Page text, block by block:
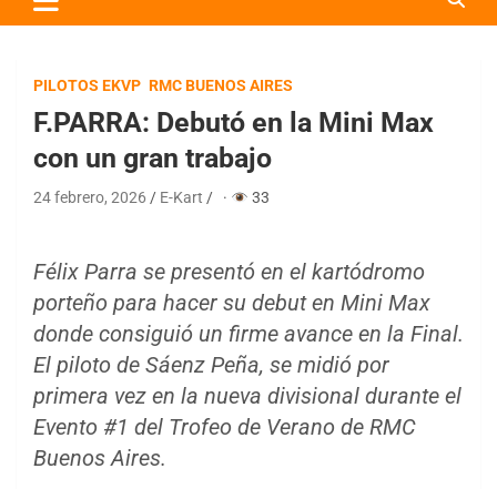
PILOTOS EKVP RMC BUENOS AIRES
F.PARRA: Debutó en la Mini Max
con un gran trabajo
24 febrero, 2026 E-Kart · 33
Félix Parra se presentó en el kartódromo
porteño para hacer su debut en Mini Max
donde consiguió un firme avance en la Final.
El piloto de Sáenz Peña, se midió por
primera vez en la nueva divisional durante el
Evento #1 del Trofeo de Verano de RMC
Buenos Aires.